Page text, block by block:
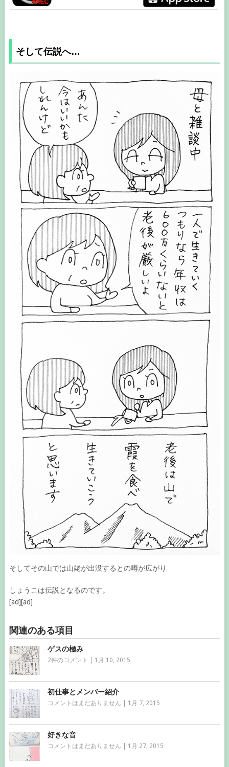
そして伝説へ…
そしてその山では山姥が出没するとの噂が広がり
しょうこは伝説となるのです。
[ad][ad]
関連のある項目
ゲスの極み
2件のコメント 1月 10, 2015
初仕事とメンバー紹介
コメントはまだありません 1月 7, 2015
好きな音
コメントはまだありません 1月 27, 2015